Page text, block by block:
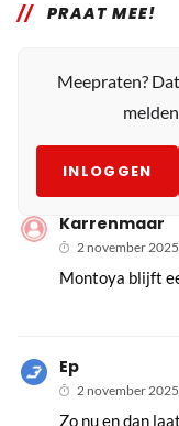
PRAAT MEE!
Meepraten?
INLOGGEN
Ep
2 november
Zo nu en dan
Karrenmaar
2 november
Montoya blijft